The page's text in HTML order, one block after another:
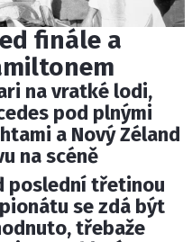
finále a
na vratké lodi,
pod plnými
a Nový Zéland
na scéně
poslední třetinou
se zdá být
třebaže